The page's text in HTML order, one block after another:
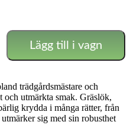
Lägg till i vagn
trädgårdsmästare och
utmärkta smak. Gräslök,
krydda i många rätter, från
sig med sin robusthet